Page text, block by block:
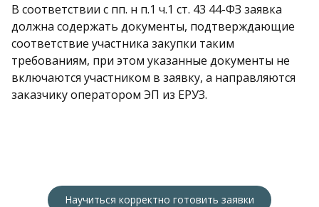
В соответствии с пп. н п.1 ч.1 ст. 43 44-ФЗ заявка
должна содержать документы, подтверждающие
соответствие участника закупки таким
требованиям, при этом указанные документы не
включаются участником в заявку, а направляются
заказчику оператором ЭП из ЕРУЗ.
Научиться корректно готовить заявки